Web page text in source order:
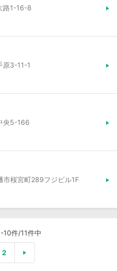
路1-16-8
原3-11-1
央5-166
桜宮町289フジビル1F
10件/11件中
2